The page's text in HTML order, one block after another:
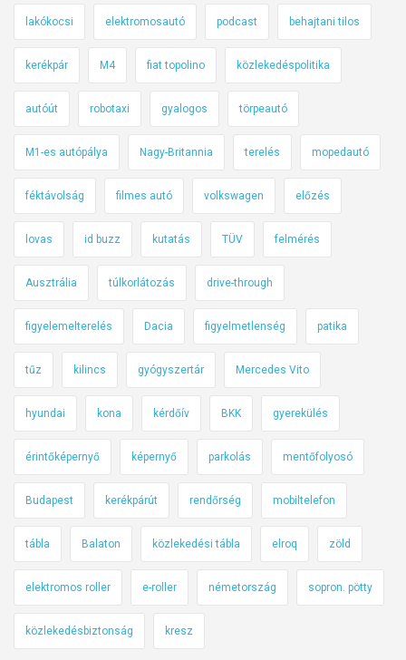
lakókocsi elektromosautó podcast behajtani tilos
kerékpár M4 fiat topolino közlekedéspolitika
autóút robotaxi gyalogos törpeautó
M1-es autópálya Nagy-Britannia terelés mopedautó
féktávolság filmes autó volkswagen előzés
lovas id buzz kutatás TÜV felmérés
Ausztrália túlkorlátozás drive-through
figyelemelterelés Dacia figyelmetlenség patika
tűz kilincs gyógyszertár Mercedes Vito
hyundai kona kérdőív BKK gyerekülés
érintőképernyő képernyő parkolás mentőfolyosó
Budapest kerékpárút rendőrség mobiltelefon
tábla Balaton közlekedési tábla elroq zöld
elektromos roller e-roller németország sopron. pötty
közlekedésbiztonság kresz